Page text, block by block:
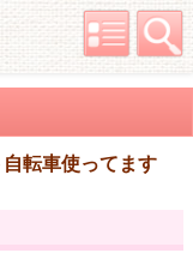
転車使ってます